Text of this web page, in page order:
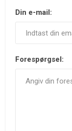
Din e-mail:
Forespørgsel: